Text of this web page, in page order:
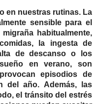
en nuestras rutinas. La
sensible para el
habitualmente,
la ingesta de
de descanso o los
en verano, son
episodios de
del año. Además, las
el tránsito del estrés